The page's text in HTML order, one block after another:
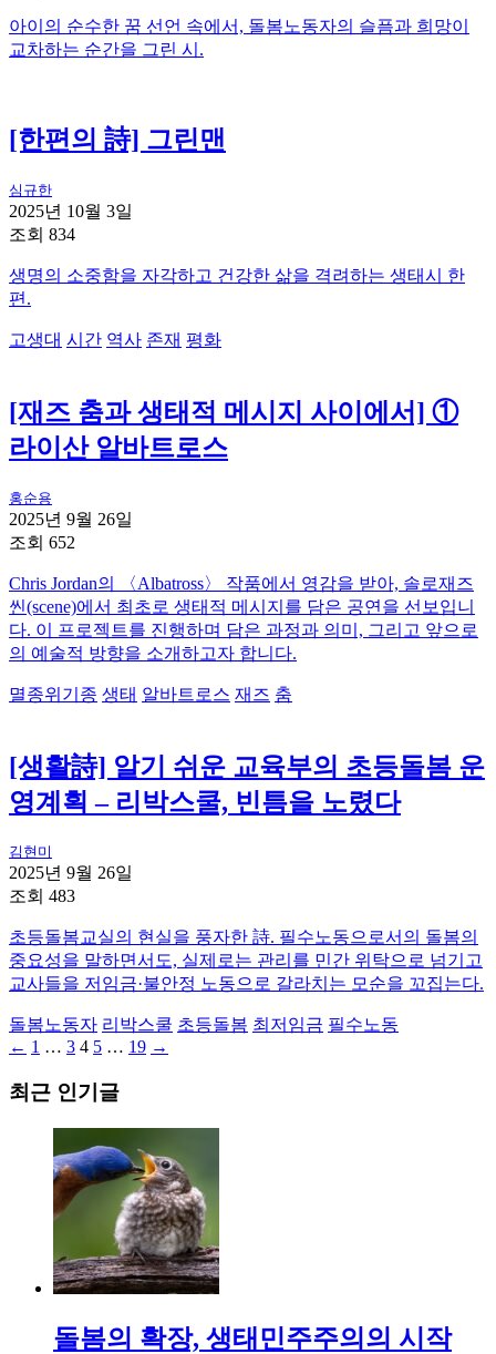
아이의 순수한 꿈 선언 속에서, 돌봄노동자의 슬픔과 희망이
교차하는 순간을 그린 시.
[한편의 詩] 그린맨
심규한
2025년 10월 3일
조회 834
생명의 소중함을 자각하고 건강한 삶을 격려하는 생태시 한
편.
고생대 시간 역사 존재 평화
[재즈 춤과 생태적 메시지 사이에서] ①
라이산 알바트로스
홍순용
2025년 9월 26일
조회 652
Chris Jordan의 〈Albatross〉 작품에서 영감을 받아, 솔로재즈
씬(scene)에서 최초로 생태적 메시지를 담은 공연을 선보입니
다. 이 프로젝트를 진행하며 담은 과정과 의미, 그리고 앞으로
의 예술적 방향을 소개하고자 합니다.
멸종위기종 생태 알바트로스 재즈 춤
[생활詩] 알기 쉬운 교육부의 초등돌봄 운
영계획 – 리박스쿨, 빈틈을 노렸다
김현미
2025년 9월 26일
조회 483
초등돌봄교실의 현실을 풍자한 詩. 필수노동으로서의 돌봄의
중요성을 말하면서도, 실제로는 관리를 민간 위탁으로 넘기고
교사들을 저임금·불안정 노동으로 갈라치는 모순을 꼬집는다.
돌봄노동자 리박스쿨 초등돌봄 최저임금 필수노동
글
내
← Previous
Page
1 … Page
3 Page
4 Page
5 … Page
19 Next
→
최근 인기글
돌봄의 확장, 생태민주주의의 시작